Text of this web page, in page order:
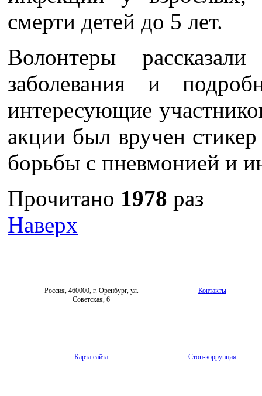
смерти детей до 5 лет.
Волонтеры
заболевания и
интересующие
акции был вручен
борьбы с пневмонией и
Прочитано 1978 раз
Наверх
Россия, 460000, г. Оренбург, ул.
Советская, 6
Контакты
Карта сайта Стоп-коррупция